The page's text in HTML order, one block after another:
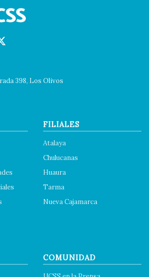
398, Los Olivos
FILIALES
Atalaya
Chulucanas
Huaura
Tarma
Nueva Cajamarca
COMUNIDAD